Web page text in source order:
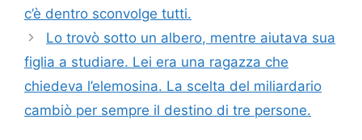
c’è dentro sconvolge tutti.
Lo trovò sotto un albero, mentre aiutava sua
figlia a studiare. Lei era una ragazza che
chiedeva l’elemosina. La scelta del miliardario
cambiò per sempre il destino di tre persone.